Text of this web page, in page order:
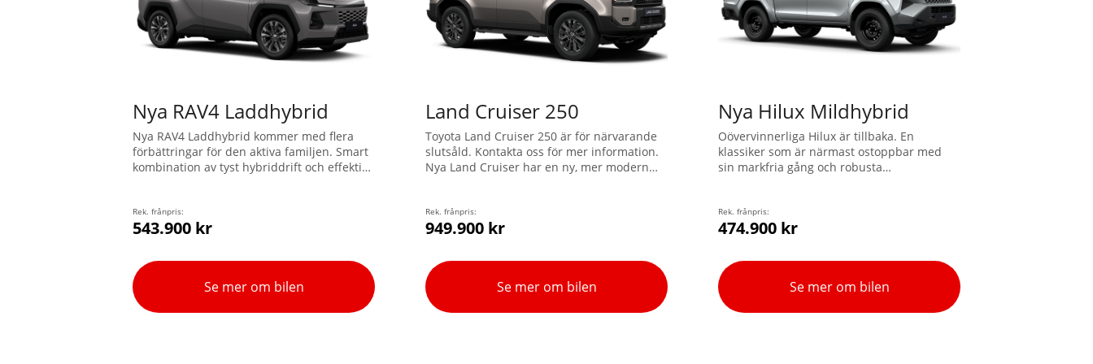
Nya RAV4 Laddhybrid
Nya RAV4 Laddhybrid kommer med flera
förbättringar för den aktiva familjen. Smart
kombination av tyst hybriddrift och effektiv
en dragvikt på 2.000 kg.
Rek. frånpris:
543.900 kr
Se mer om bilen
Land Cruiser 250
Toyota Land Cruiser 250 är för närvarande
slutsåld. Kontakta oss för mer information.
Nya Land Cruiser har en ny, mer modern
kombinationen av väg- och
terrängprestanda!
Rek. frånpris:
949.900 kr
Se mer om bilen
Nya Hilux Mildhybrid
Oövervinnerliga Hilux är tillbaka. En
klassiker som är närmast ostoppbar med
sin markfria gång och robusta
de allra senaste elektroniska hjälpmedlen
för ökad framkomlighet. Hilux Mildhybrid
dieselkraftens vridmoment och
mångsidighet med extra stöd från en
elektrisk motor-generator för mjuk
acceleration från låga hastigheter.
Rek. frånpris:
474.900 kr
Se mer om bilen